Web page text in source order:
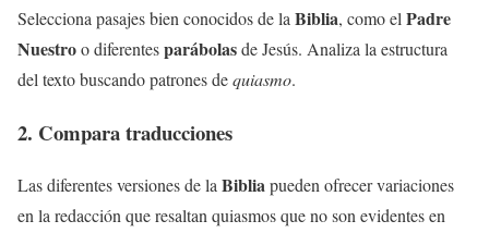
Selecciona pasajes bien conocidos de la Biblia, como el Padre
Nuestroo diferentesparábolasde Jesús. Analiza la estructura
del texto buscando patrones dequiasmo.
2. Compara traducciones
Las diferentes versiones de laBibliapueden ofrecer variaciones
en la redacción que resaltan quiasmos que no son evidentes en